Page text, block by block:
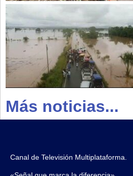
Más noticias...
Canal de Televisión Multiplataforma.